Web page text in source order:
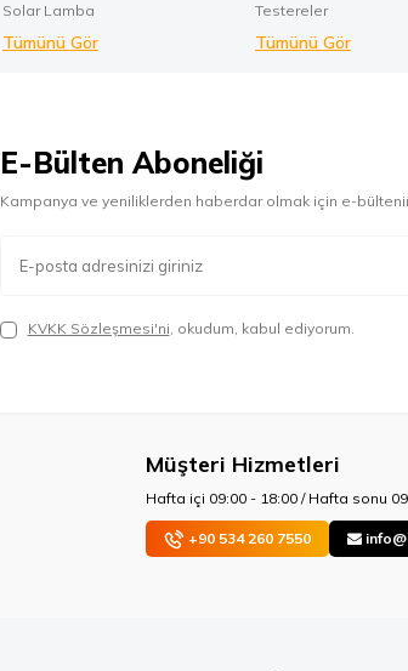
Solar Lamba
Tümünü Gör
Testereler
Tümünü Gör
E-Bülten Aboneliği
Kampanya ve yeniliklerden haberdar olmak için e-
KVKK Sözleşmesi'ni, okudum, kabul ediyorum.
Müşteri Hizmetleri
Hafta içi 09:00 - 18:00 / Hafta sonu
+90 534 260 7550